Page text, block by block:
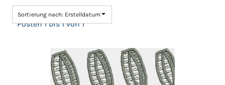
Sortierung nach: Erstelldatum
Posten 1 bis 1 von 1